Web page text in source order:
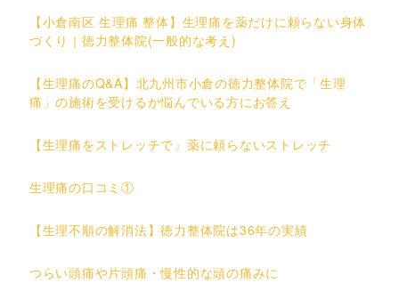
【小倉南区 生理痛 整体】生理痛を薬だけに頼らない身体
づくり｜徳力整体院(一般的な考え)
【生理痛のQ&A】北九州市小倉の徳力整体院で「生理
痛」の施術を受けるか悩んでいる方にお答え
【生理痛をストレッチで』薬に頼らないストレッチ
生理痛の口コミ①
【生理不順の解消法】徳力整体院は36年の実績
つらい頭痛や片頭痛・慢性的な頭の痛みに